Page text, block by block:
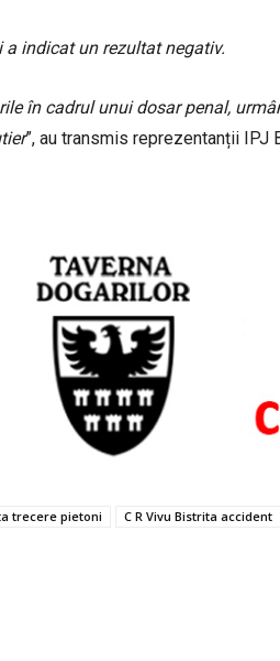
indicat un rezultat negativ.
în cadrul unui dosar penal,
”, au transmis reprezentanții IPJ
trecere pietoni C R Vivu Bistrita accident